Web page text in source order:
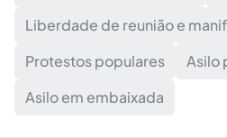
Liberdade de reunião e
Protestos populares
Asilo
Asilo em embaixada